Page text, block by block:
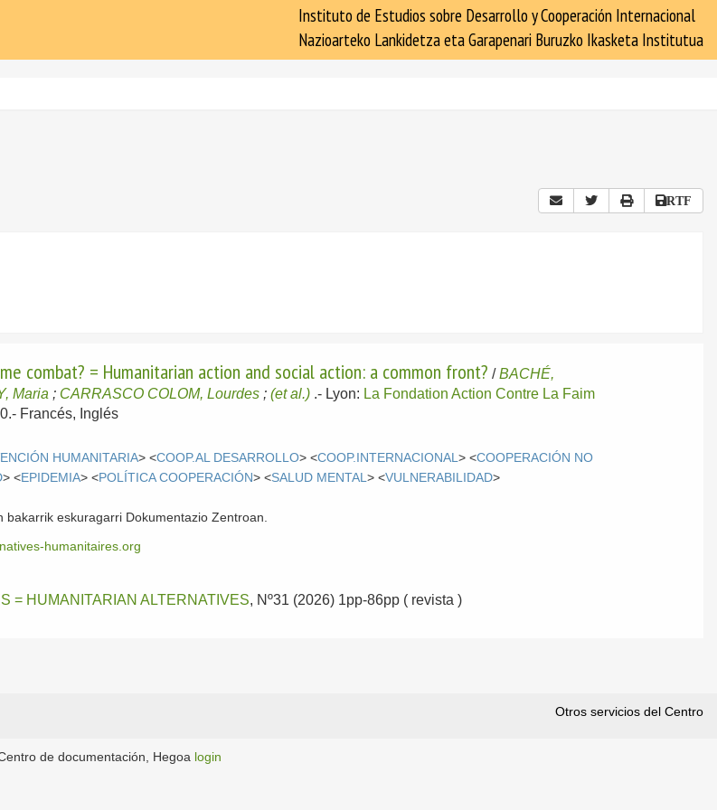
Instituto de Estudios sobre Desarrollo y Cooperación Internacional
Nazioarteko Lankidetza eta Garapenari Buruzko Ikasketa Institutua
RTF
combat? = Humanitarian action and social action: a common front? /BACHÉ,
Maria ; CARRASCO COLOM, Lourdes ;(et al.) .- Lyon: La Fondation Action Contre La Faim
Francés, Inglés
HUMANITARIA> <COOP.AL DESARROLLO> <COOP.INTERNACIONAL> <COOPERACIÓN NO
> <EPIDEMIA> <POLÍTICA COOPERACIÓN> <SALUD MENTAL> <VULNERABILIDAD>
eskuragarri Dokumentazio Zentroan.
humanitaires.org
= HUMANITARIAN ALTERNATIVES, Nº31 (2026) 1pp-86pp ( revista )
Otros servicios del Centro
de documentación, Hegoa login